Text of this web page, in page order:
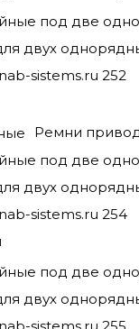
Ремни